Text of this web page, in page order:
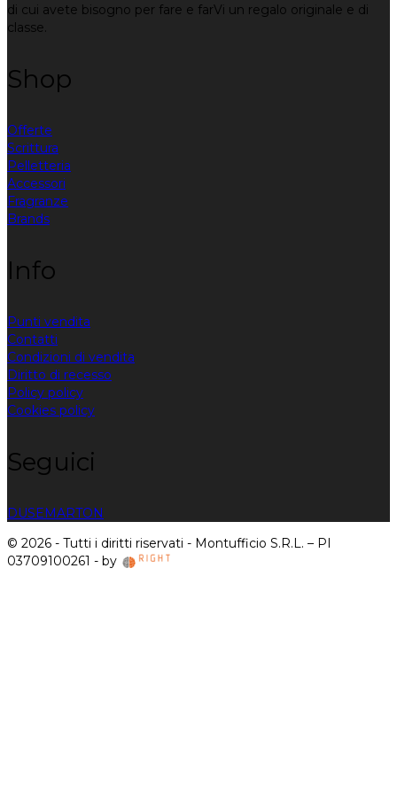
di cui avete bisogno per fare e farVi un regalo originale e di
classe.
Shop
Offerte
Scrittura
Pelletteria
Accessori
Fragranze
Brands
Info
Punti vendita
Contatti
Condizioni di vendita
Diritto di recesso
Policy policy
Cookies policy
Seguici
DUSEMARTON
© 2026 - Tutti i diritti riservati - Montufficio S.R.L. – PI
03709100261 - by